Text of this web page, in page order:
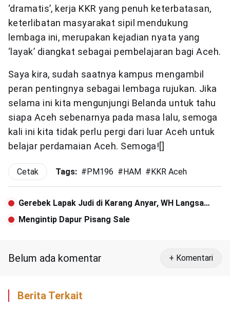
‘dramatis’, kerja KKR yang penuh keterbatasan,
keterlibatan masyarakat sipil mendukung
lembaga ini, merupakan kejadian nyata yang
‘layak’ diangkat sebagai pembelajaran bagi Aceh.
Saya kira, sudah saatnya kampus mengambil
peran pentingnya sebagai lembaga rujukan. Jika
selama ini kita mengunjungi Belanda untuk tahu
siapa Aceh sebenarnya pada masa lalu, semoga
kali ini kita tidak perlu pergi dari luar Aceh untuk
belajar perdamaian Aceh. Semoga![]
Cetak Tags: #PM196 #HAM #KKR Aceh
Gerebek Lapak Judi di Karang Anyar, WH Langsa
Amankan Dua Pelaku
Mengintip Dapur Pisang Sale
Belum ada komentar + Komentari
Berita Terkait